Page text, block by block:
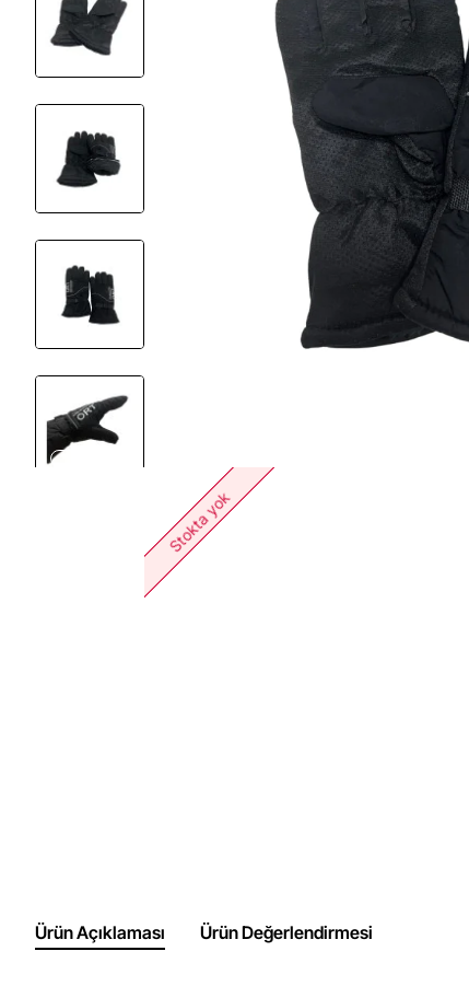
Stokta yok
Ürün Açıklaması Ürün Değerlendirmesi